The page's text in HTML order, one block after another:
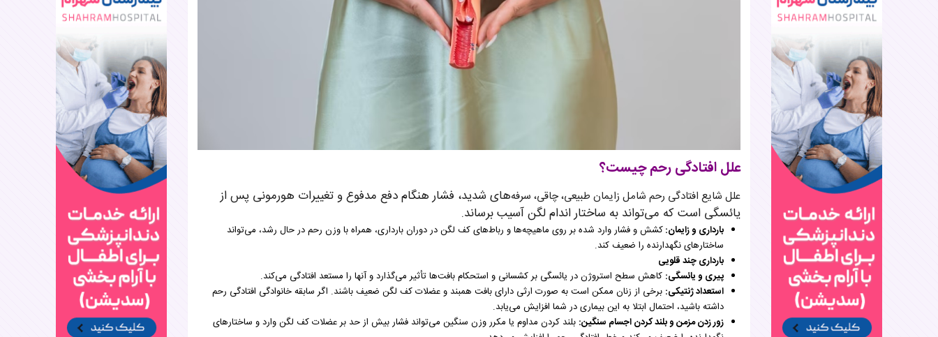
علل افتادگی رحم چیست؟
علل شایع افتادگی رحم شامل زایمان طبیعی، چاقی، سرفه‌های شدید، فشار هنگام دفع مدفوعو تغییرات هورمونی پس از
یائسگی است که می‌تواند به ساختاراندام لگن آسیب برساند.
بارداری و زایمان:کشش و فشار وارد شده بر روی ماهیچه‌ها و رباط‌های کف لگن در دوران بارداری، همراه با وزن رحم در حال رشد، می‌تواند
ساختارهای نگهدارنده را ضعیف کند.
بارداری چند قلویی
پیری و یائسگی: کاهش سطح استروژن در یائسگی بر کشسانی و استحکام بافت‌ها تأثیر می‌گذارد و آنها را مستعد افتادگی می‌کند.
استعداد ژنتیکی: برخی از زنان ممکن است به صورت ارثی دارای بافت همبند و عضلات کف لگن ضعیف باشند. اگر سابقه خانوادگی افتادگی رحم
داشته باشید، احتمال ابتلا به این بیماری در شما افزایش می‌یابد.
زور زدن مزمن و بلند کردن اجسام سنگین: بلند کردن مداوم یا مکرر وزن سنگین می‌تواند فشار بیش از حد بر عضلات کف لگن وارد و ساختارهای